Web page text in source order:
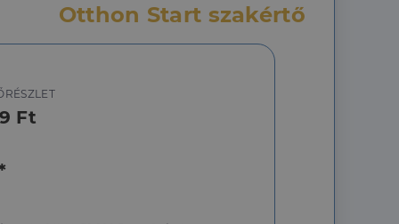
Otthon Start szakértő
Ft
Ez a
például valós
hogy a
amelyet a